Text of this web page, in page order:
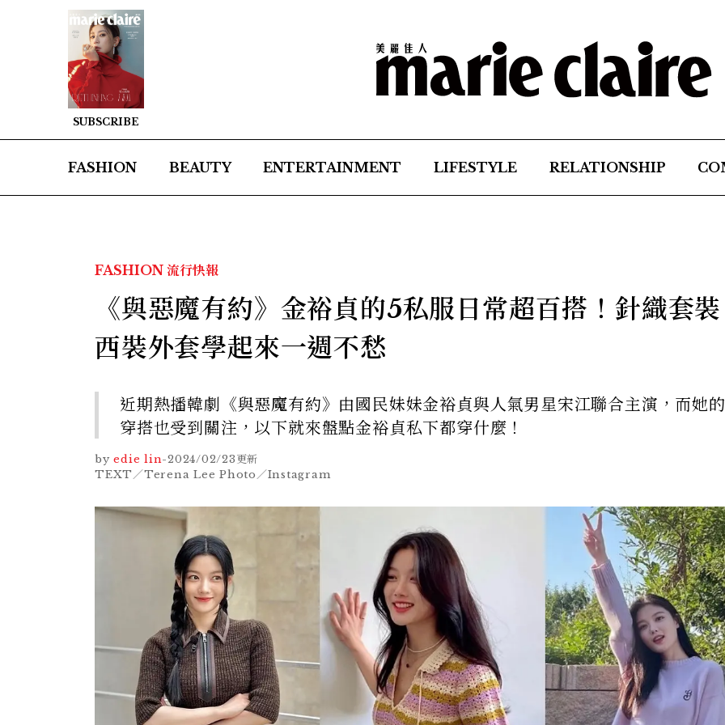
SUBSCRIBE
FASHION BEAUTY ENTERTAINMENT LIFESTYLE RELATIONSHIP
FASHION 流行快報
《與惡魔有約》金裕貞的5私服日常超百搭！針織套
西裝外套學起來一週不愁
近期熱播韓劇《與惡魔有約》由國民妹妹金裕貞與人氣男星宋江聯合主演，而她
穿搭也受到關注，以下就來盤點金裕貞私下都穿什麼！
by edie lin-2024/02/23更新
TEXT／Terena Lee Photo／Instagram